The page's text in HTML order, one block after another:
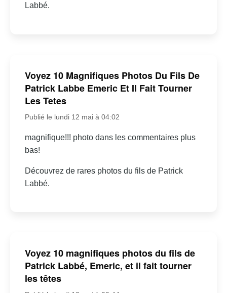
Labbé.
Voyez 10 Magnifiques Photos Du Fils De
Patrick Labbe Emeric Et Il Fait Tourner
Les Tetes
Publié le lundi 12 mai à 04:02
magnifique!!! photo dans les commentaires plus
bas!
Découvrez de rares photos du fils de Patrick
Labbé.
Voyez 10 magnifiques photos du fils de
Patrick Labbé, Emeric, et il fait tourner
les têtes